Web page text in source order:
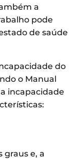
a
pode
de saúde
do
o Manual
incapacidade
e, a